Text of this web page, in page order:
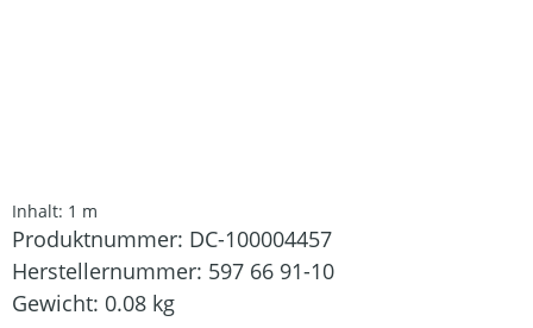
Inhalt: 1 m
Produktnummer: DC-100004457
Herstellernummer: 597 66 91-10
Gewicht: 0.08 kg